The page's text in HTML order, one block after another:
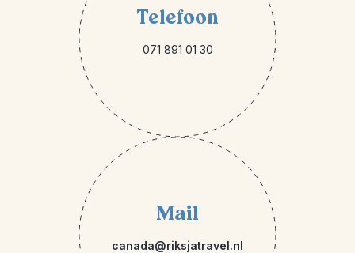
Telefoon
071 891 01 30
Mail
canada@riksjatravel.nl